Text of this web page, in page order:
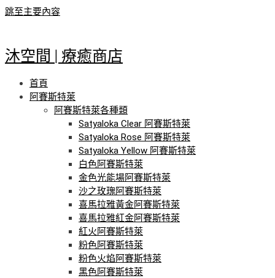
跳至主要內容
沐空間 | 療癒商店
首頁
阿賽斯特萊
阿賽斯特萊各種類
Satyaloka Clear 阿賽斯特萊
Satyaloka Rose 阿賽斯特萊
Satyaloka Yellow 阿賽斯特萊
白色阿賽斯特萊
金色光能場阿賽斯特萊
沙之玫瑰阿賽斯特萊
喜馬拉雅黃金阿賽斯特萊
喜馬拉雅紅金阿賽斯特萊
紅火阿賽斯特萊
粉色阿賽斯特萊
粉色火焰阿賽斯特萊
黑色阿賽斯特萊